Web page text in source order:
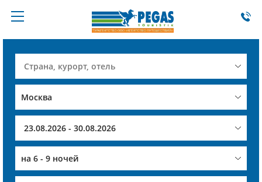
на 6 - 9 ночей